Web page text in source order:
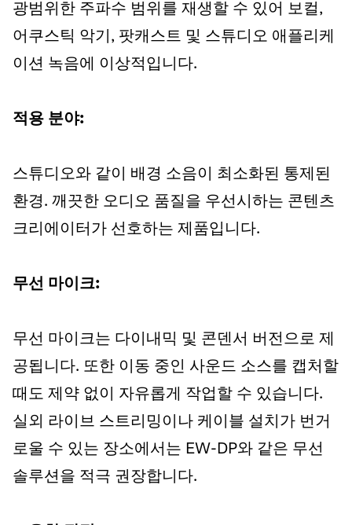
광범위한 주파수 범위를 재생할 수 있어 보컬,
어쿠스틱 악기, 팟캐스트 및 스튜디오 애플리케
이션 녹음에 이상적입니다.
적용 분야:
스튜디오와 같이 배경 소음이 최소화된 통제된
환경. 깨끗한 오디오 품질을 우선시하는 콘텐츠
크리에이터가 선호하는 제품입니다.
무선 마이크:
무선 마이크는 다이내믹 및 콘덴서 버전으로 제
공됩니다. 또한 이동 중인 사운드 소스를 캡처할
때도 제약 없이 자유롭게 작업할 수 있습니다.
실외 라이브 스트리밍이나 케이블 설치가 번거
로울 수 있는 장소에서는 EW-DP와 같은 무선
솔루션을 적극 권장합니다.